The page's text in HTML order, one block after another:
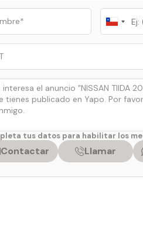
Chile
+56
tus datos para habilitar los
Contactar Llamar